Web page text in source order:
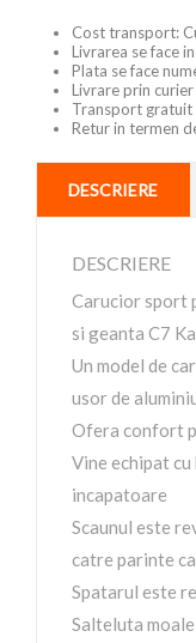
Cost transport:
Livrarea se face
Plata se face
Livrare prin
Transport gratuit
Retur in termen
DESCRIERE
DESCRIERE
Carucior sport
si geanta C7
Un model de
usor de
Ofera confort
Vine echipat
incapatoare
Scaunul este
catre parinte
Spatarul este
Salteluta